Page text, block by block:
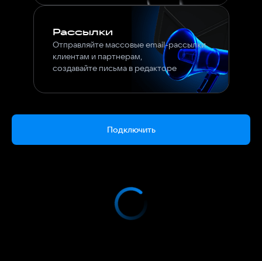
Рассылки
Отправляйте массовые email-рассылки
клиентам и партнерам,
создавайте письма в редакторе
Подключить